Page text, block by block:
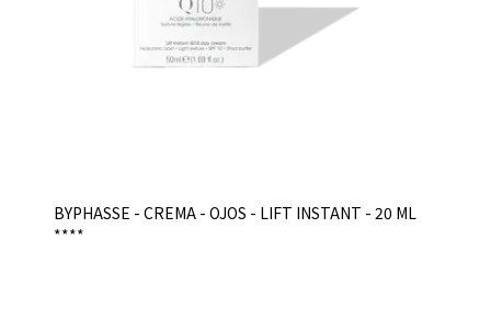
BYPHASSE - CREMA - OJOS - LIFT INSTANT - 20 ML
****